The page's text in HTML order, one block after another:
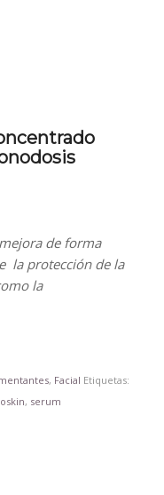
de forma
la protección de la
la
, Facial Etiquetas:
, serum